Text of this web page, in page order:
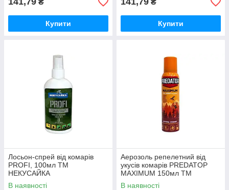
₴
Купити
₴
Купити
Лосьон-спрей від комарів
PROFI, 100мл ТМ
НЕКУСАЙКА
В наявності
Аерозоль репелетний від
укусів комарів PREDATOP
MAXIMUM 150мл ТМ
КОСМО-ХИМ
В наявності